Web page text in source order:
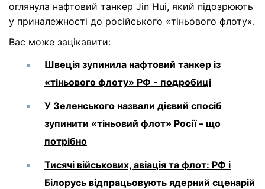
оглянула нафтовий танкер Jin Hui, який підозрюють
у приналежності до російського «тіньового флоту».
Вас може зацікавити:
Швеція зупинила нафтовий танкер із
«тіньового флоту» РФ - подробиці
У Зеленського назвали дієвий спосіб
зупинити «тіньовий флот» Росії – що
потрібно
Тисячі військових, авіація та флот: РФ і
Білорусь відпрацьовують ядерний сценарій